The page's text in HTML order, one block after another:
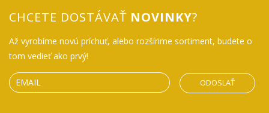
CHCETE DOSTÁVAŤ NOVINKY?
Až vyrobíme novú príchuť, alebo rozšírime sortiment, budete o
tom vedieť ako prvý!
ODOSLAŤ